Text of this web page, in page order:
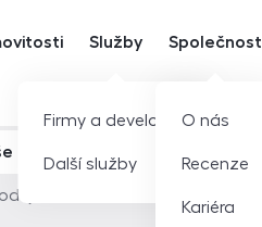
Služby
Firmy a developeři
Další služby
Společnost
O nás
Recenze
Kariéra
nabídky